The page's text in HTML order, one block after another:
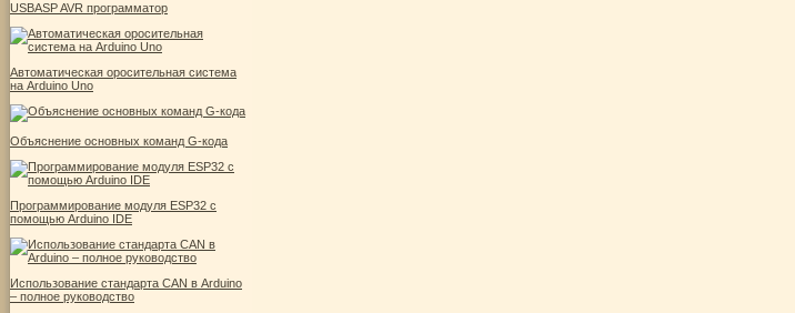
USBASP AVR программатор
Автоматическая оросительная система
на Arduino Uno
Объяснение основных команд G-кода
Программирование модуля ESP32 с
помощью Arduino IDE
Использование стандарта CAN в Arduino
– полное руководство